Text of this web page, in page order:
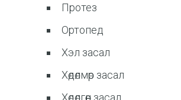
Протез
Ортопед
Хэл засал
Хөдөлмөр засал
Хөдөлгөөн засал